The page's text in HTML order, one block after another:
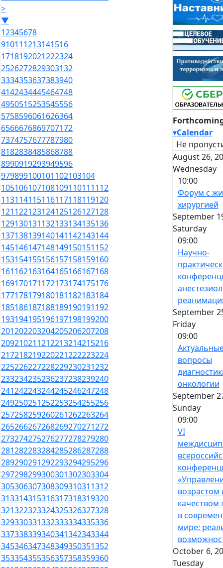
>
▼
12345678
910111213141516
1718192021222324
2526272829303132
3334353637383940
4142434445464748
4950515253545556
5758596061626364
6566676869707172
7374757677787980
8182838485868788
8990919293949596
979899100101102103104
105106107108109110111112
113114115116117118119120
121122123124125126127128
129130131132133134135136
137138139140141142143144
145146147148149150151152
153154155156157158159160
161162163164165166167168
169170171172173174175176
177178179180181182183184
185186187188189190191192
193194195196197198199200
201202203204205206207208
209210211212213214215216
217218219220221222223224
225226227228229230231232
233234235236237238239240
241242243244245246247248
249250251252253254255256
257258259260261262263264
265266267268269270271272
273274275276277278279280
281282283284285286287288
289290291292293294295296
297298299300301302303304
305306307308309310311312
313314315316317318319320
321322323324325326327328
329330331332333334335336
337338339340341342343344
345346347348349350351352
353354355356357358359360
▾Calendar
Не
August 26,
Wednesday
10:00
Форум с
хирургией
September
Saturday
09:00
Научно-
September
Friday
09:00
вопросы
онкологии
September
Sunday
09:00
VI
возрастом
качеством
в
мире:
October 6,
Tuesday